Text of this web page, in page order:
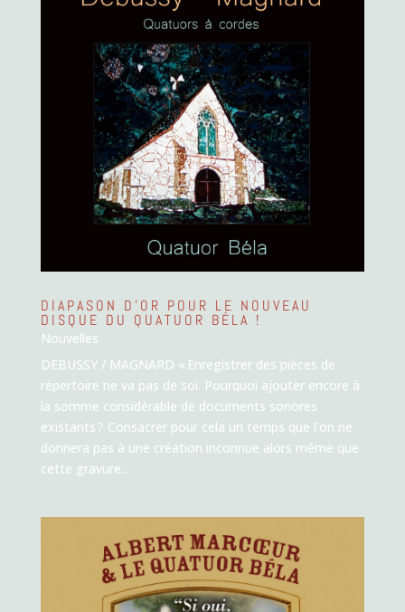
DIAPASON D’OR POUR LE NOUVEAU
DISQUE DU QUATUOR BÉLA !
Nouvelles
DEBUSSY / MAGNARD « Enregistrer des pièces de
répertoire ne va pas de soi. Pourquoi ajouter encore à
la somme considérable de documents sonores
existants ? Consacrer pour cela un temps que l'on ne
donnera pas à une création inconnue alors même que
cette gravure...